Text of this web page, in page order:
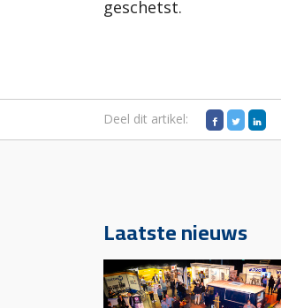
geschetst.
Deel dit artikel:
Laatste nieuws